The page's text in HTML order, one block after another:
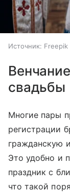
Источник: Freepik
свадьбы
Многие пары
регистрации
гражданскую
Это удобно и
праздник с
что такой